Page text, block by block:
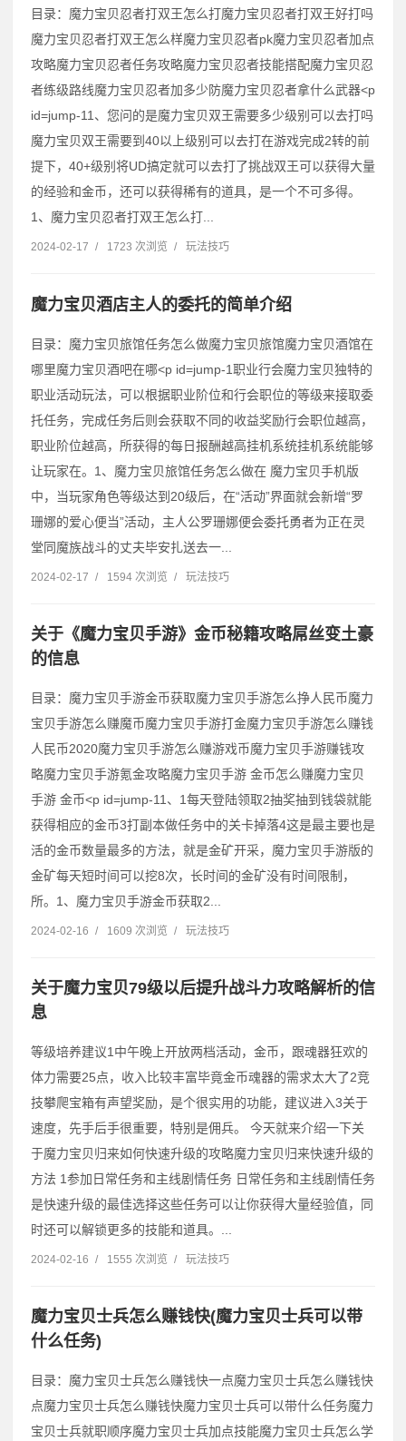
目录：魔力宝贝忍者打双王怎么打魔力宝贝忍者打双王好打吗
魔力宝贝忍者打双王怎么样魔力宝贝忍者pk魔力宝贝忍者加点
攻略魔力宝贝忍者任务攻略魔力宝贝忍者技能搭配魔力宝贝忍
者练级路线魔力宝贝忍者加多少防魔力宝贝忍者拿什么武器˂p
id=jump-11、您问的是魔力宝贝双王需要多少级别可以去打吗
魔力宝贝双王需要到40以上级别可以去打在游戏完成2转的前
提下，40+级别将UD搞定就可以去打了挑战双王可以获得大量
的经验和金币，还可以获得稀有的道具，是一个不可多得。
1、魔力宝贝忍者打双王怎么打...
2024-02-17 / 1723 次浏览 / 玩法技巧
魔力宝贝酒店主人的委托的简单介绍
目录：魔力宝贝旅馆任务怎么做魔力宝贝旅馆魔力宝贝酒馆在
哪里魔力宝贝酒吧在哪˂p id=jump-1职业行会魔力宝贝独特的
职业活动玩法，可以根据职业阶位和行会职位的等级来接取委
托任务，完成任务后则会获取不同的收益奖励行会职位越高，
职业阶位越高，所获得的每日报酬越高挂机系统挂机系统能够
让玩家在。1、魔力宝贝旅馆任务怎么做在 魔力宝贝手机版
中，当玩家角色等级达到20级后，在“活动”界面就会新增“罗
珊娜的爱心便当”活动，主人公罗珊娜便会委托勇者为正在灵
堂同魔族战斗的丈夫毕安扎送去一...
2024-02-17 / 1594 次浏览 / 玩法技巧
关于《魔力宝贝手游》金币秘籍攻略屌丝变土豪
的信息
目录：魔力宝贝手游金币获取魔力宝贝手游怎么挣人民币魔力
宝贝手游怎么赚魔币魔力宝贝手游打金魔力宝贝手游怎么赚钱
人民币2020魔力宝贝手游怎么赚游戏币魔力宝贝手游赚钱攻
略魔力宝贝手游氪金攻略魔力宝贝手游 金币怎么赚魔力宝贝
手游 金币˂p id=jump-11、1每天登陆领取2抽奖抽到钱袋就能
获得相应的金币3打副本做任务中的关卡掉落4这是最主要也是
活的金币数量最多的方法，就是金矿开采，魔力宝贝手游版的
金矿每天短时间可以挖8次，长时间的金矿没有时间限制，
所。1、魔力宝贝手游金币获取2...
2024-02-16 / 1609 次浏览 / 玩法技巧
关于魔力宝贝79级以后提升战斗力攻略解析的信
息
等级培养建议1中午晚上开放两档活动，金币，跟魂器狂欢的
体力需要25点，收入比较丰富毕竟金币魂器的需求太大了2竞
技攀爬宝箱有声望奖励，是个很实用的功能，建议进入3关于
速度，先手后手很重要，特别是佣兵。 今天就来介绍一下关
于魔力宝贝归来如何快速升级的攻略魔力宝贝归来快速升级的
方法 1参加日常任务和主线剧情任务 日常任务和主线剧情任务
是快速升级的最佳选择这些任务可以让你获得大量经验值，同
时还可以解锁更多的技能和道具。...
2024-02-16 / 1555 次浏览 / 玩法技巧
魔力宝贝士兵怎么赚钱快(魔力宝贝士兵可以带
什么任务)
目录：魔力宝贝士兵怎么赚钱快一点魔力宝贝士兵怎么赚钱快
点魔力宝贝士兵怎么赚钱快魔力宝贝士兵可以带什么任务魔力
宝贝士兵就职顺序魔力宝贝士兵加点技能魔力宝贝士兵怎么学